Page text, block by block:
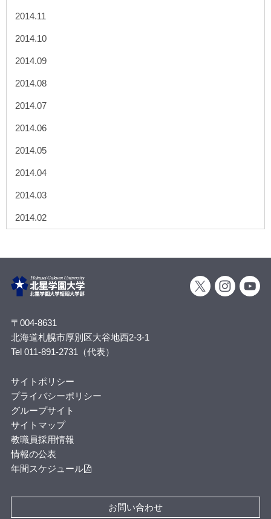
2014.11
2014.10
2014.09
2014.08
2014.07
2014.06
2014.05
2014.04
2014.03
2014.02
〒004-8631
北海道札幌市厚別区大谷地西2-3-1
Tel 011-891-2731（代表）
サイトポリシー
プライバシーポリシー
グループサイト
サイトマップ
教職員採用情報
情報の公表
年間スケジュール
お問い合わせ